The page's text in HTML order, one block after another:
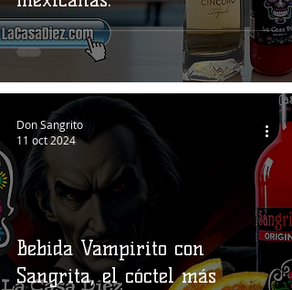
Bebida Vampirito con
Sangrita, el cóctel más
Don Sangrito
11 oct 2024